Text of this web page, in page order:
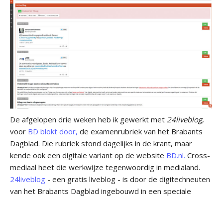
De afgelopen drie weken heb ik gewerkt met 24liveblog,
voor BD blokt door, de examenrubriek van het Brabants
Dagblad. Die rubriek stond dagelijks in de krant, maar
kende ook een digitale variant op de website BD.nl. Cross-
mediaal heet die werkwijze tegenwoordig in medialand.
24liveblog - een gratis liveblog - is door de digitechneuten
van het Brabants Dagblad ingebouwd in een speciale